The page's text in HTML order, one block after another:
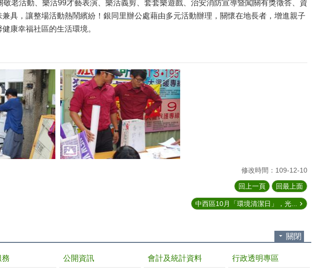
老活動、樂活99才藝表演、樂活義剪、套套樂遊戲、治安消防宣導暨闖關有獎徵答、資
具，讓整場活動熱鬧繽紛！銀同里辦公處藉由多元活動辦理，關懷在地長者，增進親子
康幸福社區的生活環境。
修改時間：109-12-10
回上一頁 回最上面
中西區10月「環境清潔日」，光...
關閉
務 公開資訊 會計及統計資料 行政透明專區